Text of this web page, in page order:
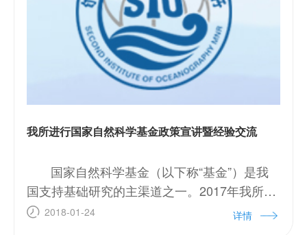
我所进行国家自然科学基金政策宣讲暨经验交流
国家自然科学基金（以下称“基金”）是我
国支持基础研究的主渠道之一。2017年我所共
获得34项基金项目资助，立项经费2000余万
2018-01-24 详情